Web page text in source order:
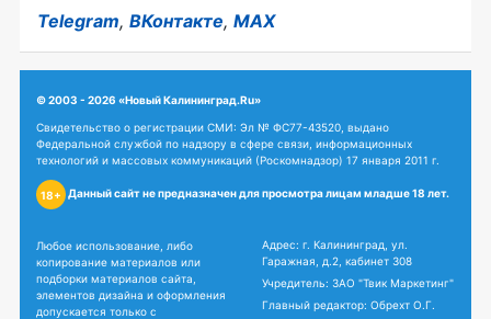
Telegram, ВКонтакте, MAX
© 2003 - 2026 «Новый Калининград.Ru»
Свидетельство о регистрации СМИ: Эл № ФС77-43520, выдано
Федеральной службой по надзору в сфере связи, информационных
технологий и массовых коммуникаций (Роскомнадзор) 17 января 2011 г.
18+ Данный сайт не предназначен для просмотра лицам младше 18 лет.
Любое использование, либо
копирование материалов или
подборки материалов сайта,
элементов дизайна и оформления
допускается только с
Адрес: г. Калининград, ул.
Гаражная, д.2, кабинет 308
Учредитель: ЗАО "Твик Маркетинг"
Главный редактор: Обрехт О.Г.